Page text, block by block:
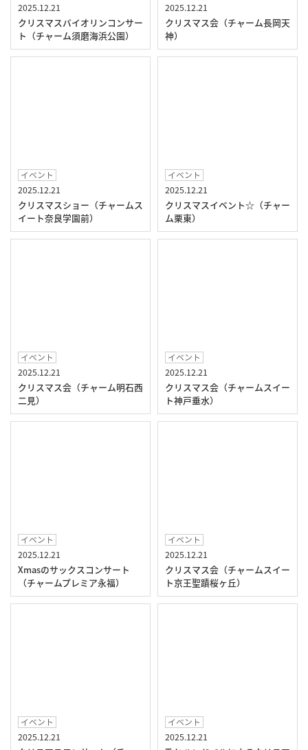
2025.12.21
クリスマスバイオリンコンサー
ト（チャーム須磨海浜公園）
2025.12.21
クリスマス会（チャーム長岡天
神）
イベント
2025.12.21
クリスマスショー（チャームス
イート奈良学園前）
イベント
2025.12.21
クリスマスイベント☆（チャー
ム栗東）
イベント
2025.12.21
クリスマス会（チャーム明石西
二見）
イベント
2025.12.21
クリスマス会（チャームスイー
ト神戸垂水）
イベント
2025.12.21
Xmasのサックスコンサート
（チャームプレミア永福）
イベント
2025.12.21
クリスマス会（チャームスイー
ト京王聖蹟桜ヶ丘）
イベント
2025.12.21
イベント
2025.12.21